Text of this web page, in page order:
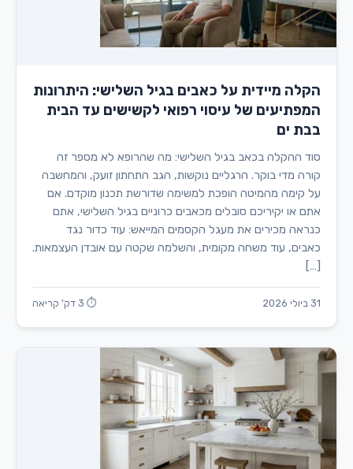
הקלה מיידית על כאבים בגיל השלישי: היתרונות
המפתיעים של עיסוי רפואי לקשישים עד הבית
בבת ים
סוד ההקלה בכאב בגיל השלישי: מה שהרופא לא מספר זה
קורה מדי בוקר. הרגליים נוקשות, הגב התחתון זועק, והמחשבה
על קימה מהמיטה הופכת למשימה שדורשת תכנון מוקדם. אם
אתם או יקיריכם סובלים מכאבים כרוניים בגיל השלישי, אתם
כנראה מכירים את מעגל הקסמים המייאש: עוד כדור נגד
כאבים, עוד משחה מקומית, והשלמה שקטה עם אובדן העצמאות.
[…]
31 ביולי 2026 ⏱ 3 דק' קריאה